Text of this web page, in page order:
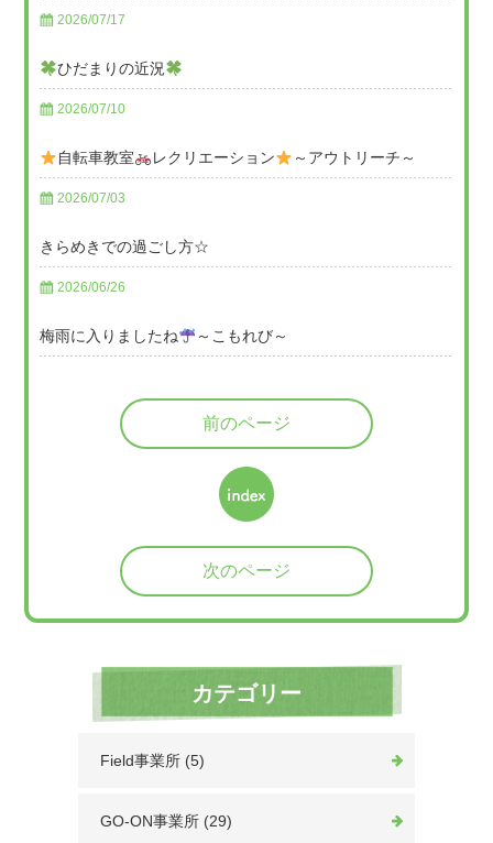
2026/07/17
ひだまりの近況
2026/07/10
自転車教室 レクリエーション ～アウトリーチ～
2026/07/03
きらめきでの過ごし方☆
2026/06/26
梅雨に入りましたね ～こもれび～
前のページ
次のページ
カテゴリー
Field事業所 (5)
GO-ON事業所 (29)